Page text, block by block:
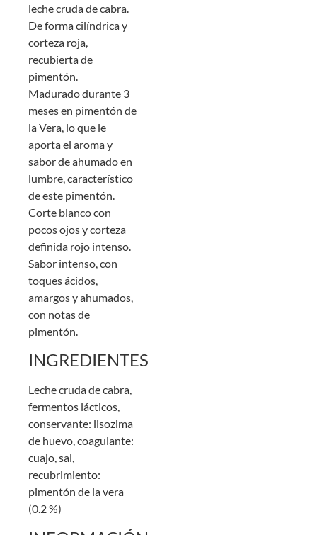
leche cruda de cabra.
De forma cilíndrica y
corteza roja,
recubierta de
pimentón.
Madurado durante 3
meses en pimentón de
la Vera, lo que le
aporta el aroma y
sabor de ahumado en
lumbre, característico
de este pimentón.
Corte blanco con
pocos ojos y corteza
definida rojo intenso.
Sabor intenso, con
toques ácidos,
amargos y ahumados,
con notas de
pimentón.
INGREDIENTES
Leche cruda de cabra,
fermentos lácticos,
conservante: lisozima
de huevo, coagulante:
cuajo, sal,
recubrimiento:
pimentón de la vera
(0.2 %)